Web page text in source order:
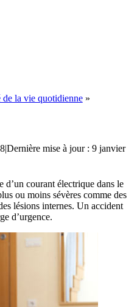
de la vie quotidienne»
|Dernière mise à jour : 9 janvier
d’un courant électrique dans le
ou moins sévères comme des
lésions internes. Un accident
d’urgence.